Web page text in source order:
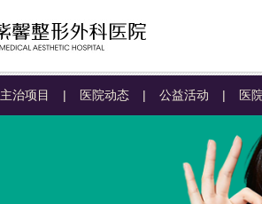
主治项目 | 医院动态 | 公益活动 | 医